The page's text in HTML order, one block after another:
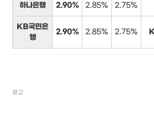
하나은행 2.90% 2.85% 2.75%
KB국민은
행
2.90% 2.85% 2.75%
광고